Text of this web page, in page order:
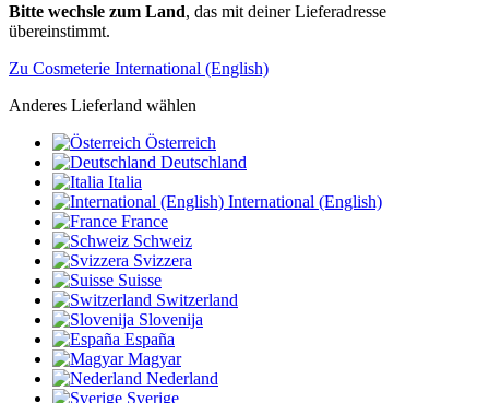
Bitte wechsle zum Land, das mit deiner Lieferadresse
übereinstimmt.
Zu Cosmeterie International (English)
Anderes Lieferland wählen
Österreich
Deutschland
Italia
International (English)
France
Schweiz
Svizzera
Suisse
Switzerland
Slovenija
España
Magyar
Nederland
Sverige